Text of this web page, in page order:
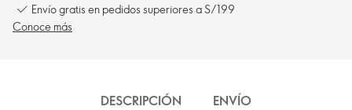
Envío gratis en pedidos superiores a S/199
Conoce más
DESCRIPCIÓN ENVÍO